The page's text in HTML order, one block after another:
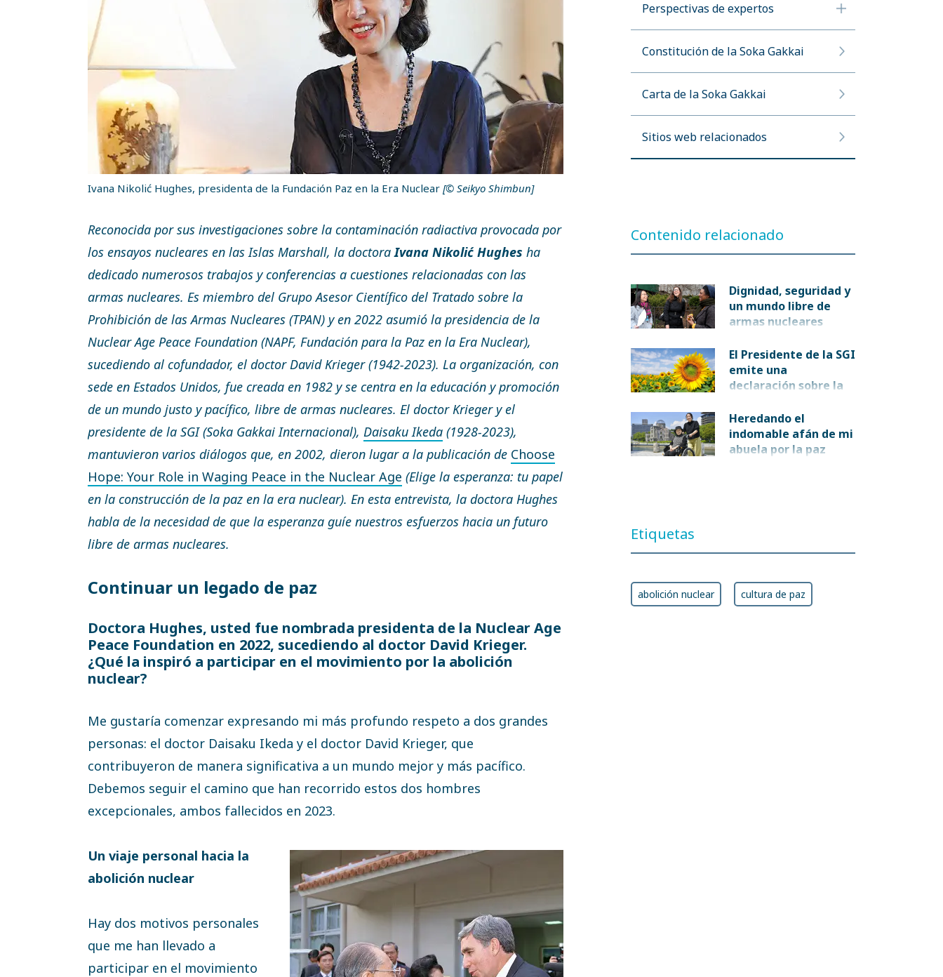
Ivana Nikolić Hughes, presidenta de la Fundación Paz en la Era Nuclear [© Seikyo Shimbun]
Reconocida por sus investigaciones sobre la contaminación radiactiva provocada por
los ensayos nucleares en las Islas Marshall, la doctoraIvana Nikolić Hughes ha
dedicado numerosos trabajos y conferencias a cuestiones relacionadas con las
armas nucleares. Es miembro del Grupo Asesor Científico del Tratado sobre la
Prohibición de las Armas Nucleares (TPAN) y en 2022 asumió la presidencia de la
Nuclear Age Peace Foundation (NAPF, Fundación para la Paz en la Era Nuclear),
sucediendo al cofundador, el doctor David Krieger (1942-2023). La organización, con
sede en Estados Unidos, fue creada en 1982 y se centra en la educación y promoción
de un mundo justo y pacífico, libre de armas nucleares. El doctor Krieger y el
presidente de la SGI (Soka Gakkai Internacional), Daisaku Ikeda (1928-2023),
mantuvieron varios diálogos que, en 2002, dieron lugar a la publicación de Choose
Hope: Your Role in Waging Peace in the Nuclear Age (Elige la esperanza: tu papel
en la construcción de la paz en la era nuclear). En esta entrevista, la doctora Hughes
habla de la necesidad de que la esperanza guíe nuestros esfuerzos hacia un futuro
libre de armas nucleares.
Continuar un legado de paz
Doctora Hughes, usted fue nombrada presidenta de la Nuclear Age
Peace Foundation en 2022, sucediendo al doctor David Krieger.
¿Qué la inspiró a participar en el movimiento por la abolición
nuclear?
Me gustaría comenzar expresando mi más profundo respeto a dos grandes
personas: el doctor Daisaku Ikeda y el doctor David Krieger, que
contribuyeron de manera significativa a un mundo mejor y más pacífico.
Debemos seguir el camino que han recorrido estos dos hombres
excepcionales, ambos fallecidos en 2023.
Un viaje personal hacia la
abolición nuclear
Hay dos motivos personales
que me han llevado a
participar en el movimiento
Perspectivas de expertos
Constitución de la Soka Gakkai
Carta de la Soka Gakkai
Sitios web relacionados
Contenido relacionado
Dignidad, seguridad y
un mundo libre de
armas nucleares
El Presidente de la SGI
emite una
declaración sobre la
llama a suscribir el
principio de «no ser el
primero» en recurrir a
Heredando el
indomable afán de mi
abuela por la paz
Etiquetas
abolición nuclear cultura de paz